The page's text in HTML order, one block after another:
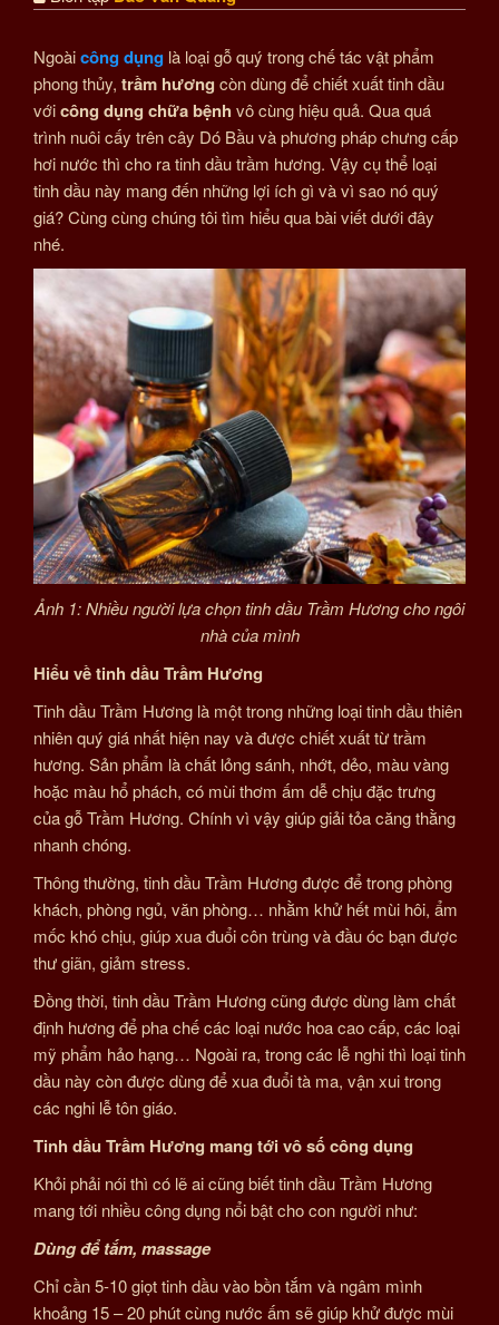
Ngoàicông dụng là loại gỗ quý trong chế tác vật phẩm
phong thủy, trầm hương còn dùng để chiết xuất tinh dầu
vớicông dụng chữa bệnh vô cùng hiệu quả. Qua quá
trình nuôi cấy trên cây Dó Bầu và phương pháp chưng cấp
hơi nước thì cho ra tinh dầu trầm hương. Vậy cụ thể loại
tinh dầu này mang đến những lợi ích gì và vì sao nó quý
giá? Cùng cùng chúng tôi tìm hiểu qua bài viết dưới đây
nhé.
Ảnh 1: Nhiều người lựa chọn tinh dầu Trầm Hương cho ngôi
nhà của mình
Hiểu về tinh dầu Trầm Hương
Tinh dầu Trầm Hương là một trong những loại tinh dầu thiên
nhiên quý giá nhất hiện nay và được chiết xuất từ trầm
hương. Sản phẩm là chất lỏng sánh, nhớt, dẻo, màu vàng
hoặc màu hổ phách, có mùi thơm ấm dễ chịu đặc trưng
của gỗ Trầm Hương. Chính vì vậy giúp giải tỏa căng thằng
nhanh chóng.
Thông thường, tinh dầu Trầm Hương được để trong phòng
khách, phòng ngủ, văn phòng… nhằm khử hết mùi hôi, ẩm
mốc khó chịu, giúp xua đuổi côn trùng và đầu óc bạn được
thư giãn, giảm stress.
Đồng thời, tinh dầu Trầm Hương cũng được dùng làm chất
định hương để pha chế các loại nước hoa cao cấp, các loại
mỹ phẩm hảo hạng… Ngoài ra, trong các lễ nghi thì loại tinh
dầu này còn được dùng để xua đuổi tà ma, vận xui trong
các nghi lễ tôn giáo.
Tinh dầu Trầm Hương mang tới vô số công dụng
Khỏi phải nói thì có lẽ ai cũng biết tinh dầu Trầm Hương
mang tới nhiều công dụng nổi bật cho con người như:
Dùng để tắm, massage
Chỉ cần 5-10 giọt tinh dầu vào bồn tắm và ngâm mình
khoảng 15 – 20 phút cùng nước ấm sẽ giúp khử được mùi